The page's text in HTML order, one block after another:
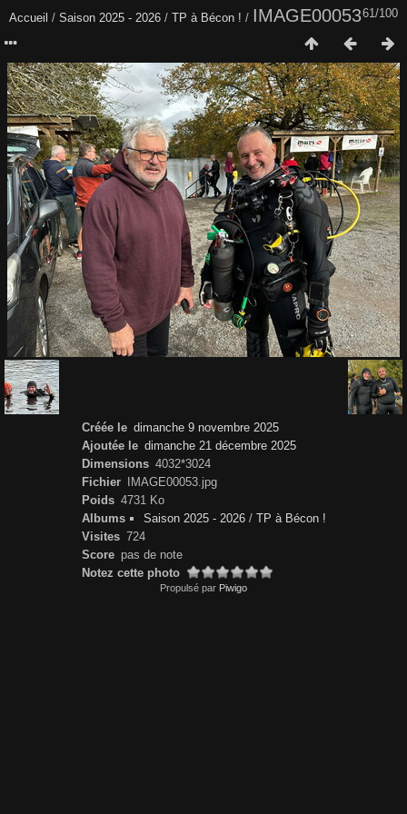
61/100
Accueil / Saison 2025 - 2026 / TP à Bécon ! / IMAGE00053
Créée le dimanche 9 novembre 2025
Ajoutée le dimanche 21 décembre 2025
Dimensions 4032*3024
Fichier
IMAGE00053.jpg
Poids 4731 Ko
Albums
Saison 2025 - 2026/ TP à Bécon !
Visites 724
Score pas de note
Notez cette photo
Propulsé par Piwigo